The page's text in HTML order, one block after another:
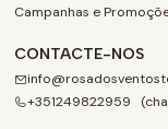
Campanhas e
CONTACTE-NOS
+351249822959